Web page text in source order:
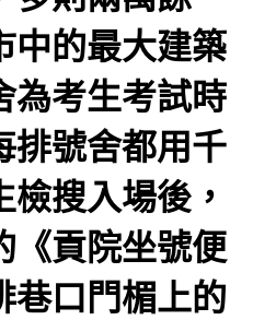
中的最大建築
為考生考試時
排號舍都用千
搜入場後，
《貢院坐號便
巷口門楣上的